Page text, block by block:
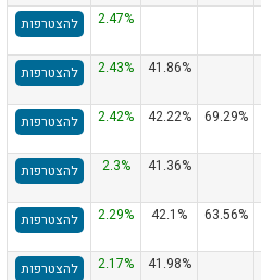
2.47% להצטרפות
41.86%
2.43% להצטרפות
69.29%
42.22%
2.42% להצטרפות
41.36%
2.3% להצטרפות
63.56%
42.1%
2.29% להצטרפות
41.98%
2.17% להצטרפות